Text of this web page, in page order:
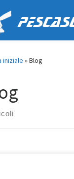
iniziale »Blog